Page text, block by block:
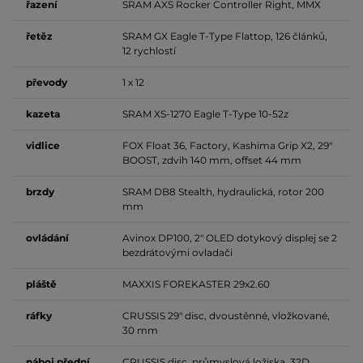
řazení SRAM AXS Rocker Controller Right, MMX
řetěz
SRAM GX Eagle T-Type Flattop, 126 článků,
12 rychlostí
převody 1 x 12
kazeta SRAM XS-1270 Eagle T-Type 10-52z
vidlice
FOX Float 36, Factory, Kashima Grip X2, 29"
BOOST, zdvih 140 mm, offset 44 mm
brzdy
SRAM DB8 Stealth, hydraulická, rotor 200
mm
ovládání
Avinox DP100, 2" OLED dotykový displej se 2
bezdrátovými ovladači
pláště MAXXIS FOREKASTER 29x2.60
ráfky
CRUSSIS 29" disc, dvoustěnné, vložkované,
30 mm